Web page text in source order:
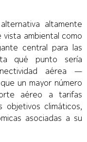
altamente
ambiental como
central para las
qué punto sería
aérea —
un mayor número
aéreo a tarifas
objetivos climáticos,
asociadas a su